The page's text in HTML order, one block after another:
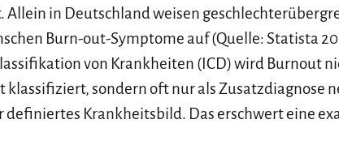
Allein in Deutschland weisen
Burn-out-Symptome auf (Quelle: Statista
von Krankheiten (ICD) wird Burnout
sondern oft nur als Zusatzdiagnose
definiertes Krankheitsbild. Das erschwert eine